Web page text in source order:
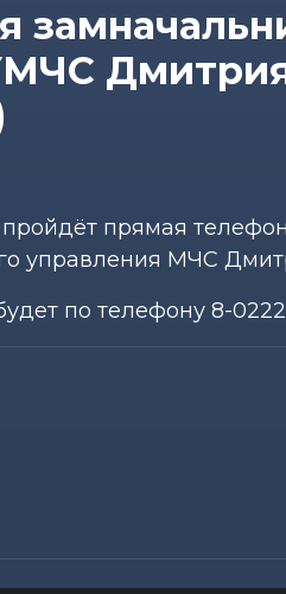
пройдёт прямая
управления МЧС
по телефону 8-